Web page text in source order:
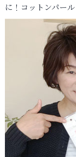
に！コットンパー